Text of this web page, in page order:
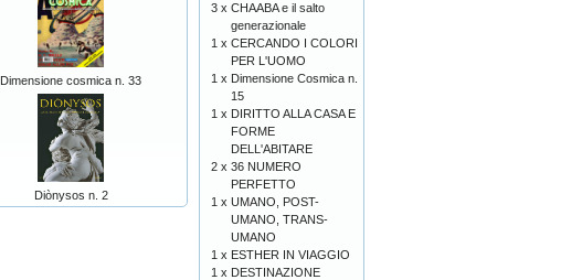
Dimensione cosmica n. 33
Diònysos n. 2
3 x CHAABA e il salto
generazionale
1 x CERCANDO I COLORI
PER L'UOMO
1 x Dimensione Cosmica n.
15
1 x DIRITTO ALLA CASA E
FORME
DELL'ABITARE
2 x 36 NUMERO
PERFETTO
1 x UMANO, POST-
UMANO, TRANS-
UMANO
1 x ESTHER IN VIAGGIO
1 x DESTINAZIONE